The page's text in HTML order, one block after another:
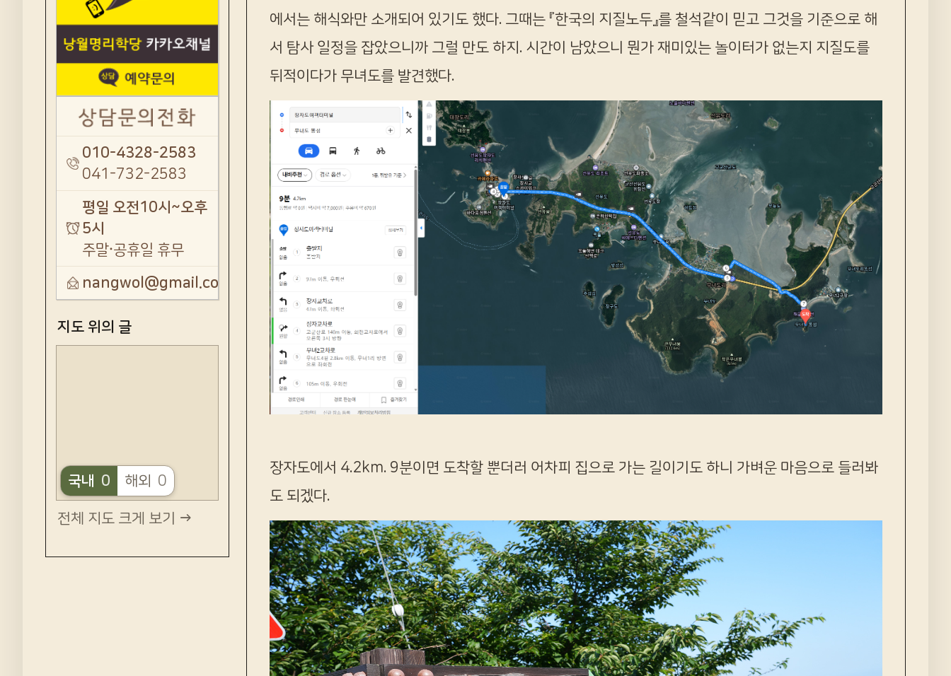
010-4328-2583
041-732-2583
평일 오전10시~오후
5시
주말·공휴일 휴무
nangwol@gmail.com
지도 위의 글
국내 0 해외 0
전체 지도 크게 보기 →
에서는 해식와만 소개되어 있기도 했다. 그때는 『한국의 지질노두』를 철석같이 믿고 그것을 기준으로 해
서 탐사 일정을 잡았으니까 그럴 만도 하지. 시간이 남았으니 뭔가 재미있는 놀이터가 없는지 지질도를
뒤적이다가 무녀도를 발견했다.
장자도에서 4.2km. 9분이면 도착할 뿐더러 어차피 집으로 가는 길이기도 하니 가벼운 마음으로 들러봐
도 되겠다.